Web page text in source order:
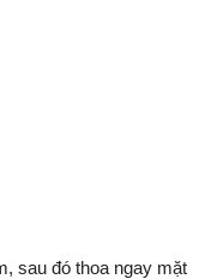
sau đó thoa ngay mặt